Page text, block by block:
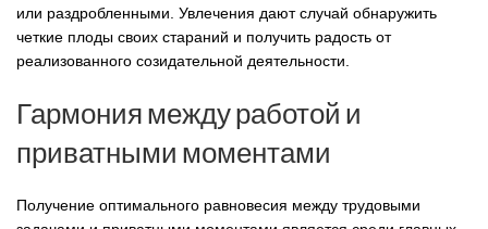
или раздробленными. Увлечения дают случай обнаружить
четкие плоды своих стараний и получить радость от
реализованного созидательной деятельности.
Гармония между работой и
приватными моментами
Получение оптимального равновесия между трудовыми